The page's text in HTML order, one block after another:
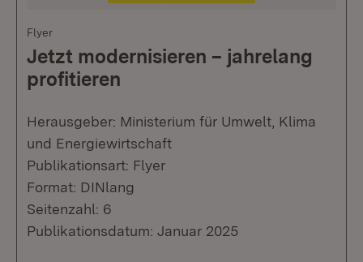
Flyer
Jetzt modernisieren – jahrelang
profitieren
Herausgeber: Ministerium für Umwelt, Klima
und Energiewirtschaft
Publikationsart: Flyer
Format: DINlang
Seitenzahl: 6
Publikationsdatum: Januar 2025